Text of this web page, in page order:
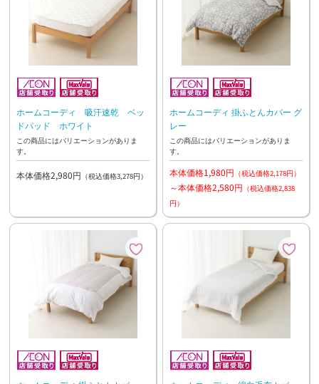
ホームコーディ 吸汗速乾 ベッ
ドパッド ホワイト
この商品にはバリエーションがありま
す。
本体価格2,980円 （税込価格3,278円）
ホームコーディ 掛ふとんカバー グ
レー
この商品にはバリエーションがありま
す。
本体価格1,980円 （税込価格2,178円）
～本体価格2,580円 （税込価格2,838
円）